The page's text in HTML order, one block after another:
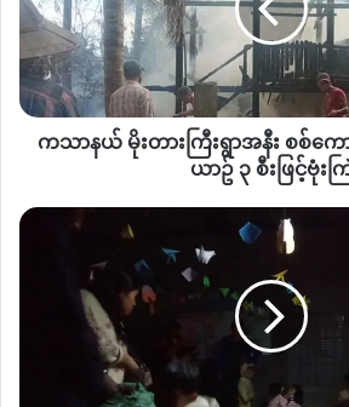
အဆောက်အဦး ဟောင်း ငြိမ်းအေးမြေကု
ပြောင်းအိပ်ခိုင်းရတယ်။ အပြင်ဘက် တဲဆ
လုံးဝ မရှိတော့ဘူးလေ။ ခု နေနေတဲ့ လူတွေ
တွေပါ။” လို့ သူက ပြောပါတယ်။
မုံးကိုးမြို့နယ်တွင် ပြီးခဲ့တဲ့ ၂၀၂၁ ဇူလိုင်လကု
ကောင်စီနဲ့ ကိုးကန့် MNDAA တို့ အကြား တို
ကျော် လက်ရှိအထိ နေရပ်ပြန်လည်နေထိုင်ခ
အပြင် နေအိမ်များ ထိခိုက်ပျက်စီးမှု၊ တို
မှု၊ စစ်ရေးတင်းမာနေမှု တွေကြောင့် လက်
ဖြစ်ကြောင်း သိရသည်။
တား
ကြီး
ရွာ
အနီး
စစ်
ကောင်စီ
ဂျက်
ကသာနယ် မိုးတားကြီးရွာအနီး စစ်က
ယာဥ် ၃ စီးဖြင့်ဗုံးက
မုံး